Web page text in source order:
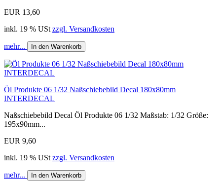
EUR 13,60
inkl. 19 % USt zzgl. Versandkosten
mehr... In den Warenkorb
Öl Produkte 06 1/32 Naßschiebebild Decal 180x80mm
INTERDECAL
Naßschiebebild Decal Öl Produkte 06 1/32 Maßstab: 1/32 Größe:
195x90mm...
EUR 9,60
inkl. 19 % USt zzgl. Versandkosten
mehr... In den Warenkorb